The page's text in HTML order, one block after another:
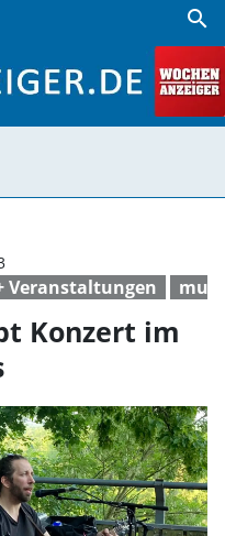
search
Veranstaltungen
Konzert im